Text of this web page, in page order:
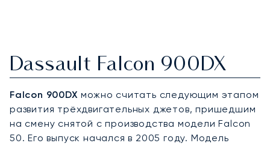
Dassault Falcon 900DX
Falcon 900DX можно считать следующим этапом
развития трёхдвигательных джетов, пришедшим
на смену снятой с производства модели Falcon
50. Его выпуск начался в 2005 году. Модель